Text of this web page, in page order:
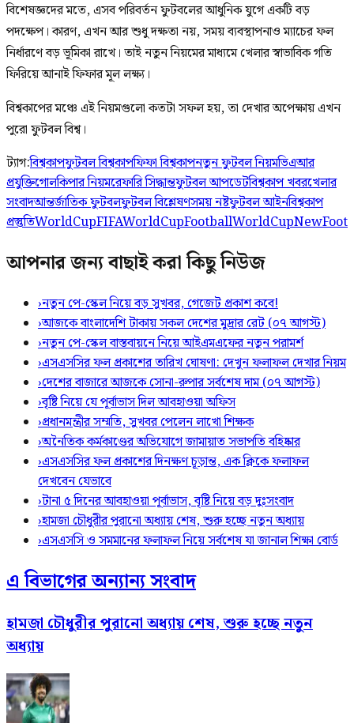
বিশেষজ্ঞদের মতে, এসব পরিবর্তন ফুটবলের আধুনিক যুগে একটি বড়
পদক্ষেপ। কারণ, এখন আর শুধু দক্ষতা নয়, সময় ব্যবস্থাপনাও ম্যাচের ফল
নির্ধারণে বড় ভূমিকা রাখে। তাই নতুন নিয়মের মাধ্যমে খেলার স্বাভাবিক গতি
ফিরিয়ে আনাই ফিফার মূল লক্ষ্য।
বিশ্বকাপের মঞ্চে এই নিয়মগুলো কতটা সফল হয়, তা দেখার অপেক্ষায় এখন
পুরো ফুটবল বিশ্ব।
ট্যাগ:বিশ্বকাপফুটবল বিশ্বকাপফিফা বিশ্বকাপনতুন ফুটবল নিয়মভিএআর
প্রযুক্তিগোলকিপার নিয়মরেফারি সিদ্ধান্তফুটবল আপডেটবিশ্বকাপ খবরখেলার
সংবাদআন্তর্জাতিক ফুটবলফুটবল বিশ্লেষণসময় নষ্টফুটবল আইনবিশ্বকাপ
প্রস্তুতিWorldCupFIFAWorldCupFootballWorldCup
আপনার জন্য বাছাই করা কিছু নিউজ
›নতুন পে-স্কেল নিয়ে বড় সুখবর, গেজেট প্রকাশ কবে!
›আজকে বাংলাদেশি টাকায় সকল দেশের মুদ্রার রেট (০৭ আগস্ট)
›নতুন পে-স্কেল বাস্তবায়নে নিয়ে আইএমএফের নতুন পরামর্শ
›এসএসসির ফল প্রকাশের তারিখ ঘোষণা: দেখুন ফলাফল দেখার নিয়ম
›দেশের বাজারে আজকে সোনা-রুপার সর্বশেষ দাম (০৭ আগস্ট)
›বৃষ্টি নিয়ে যে পূর্বাভাস দিল আবহাওয়া অফিস
›প্রধানমন্ত্রীর সম্মতি, সুখবর পেলেন লাখো শিক্ষক
›অনৈতিক কর্মকাণ্ডের অভিযোগে জামায়াত সভাপতি বহিষ্কার
›এসএসসির ফল প্রকাশের দিনক্ষণ চূড়ান্ত, এক ক্লিকে ফলাফল
দেখবেন যেভাবে
›টানা ৫ দিনের আবহাওয়া পূর্বাভাস, বৃষ্টি নিয়ে বড় দুঃসংবাদ
›হামজা চৌধুরীর পুরানো অধ্যায় শেষ, শুরু হচ্ছে নতুন অধ্যায়
›এসএসসি ও সমমানের ফলাফল নিয়ে সর্বশেষ যা জানাল শিক্ষা বোর্ড
এ বিভাগের অন্যান্য সংবাদ
হামজা চৌধুরীর পুরানো অধ্যায় শেষ, শুরু হচ্ছে নতুন
অধ্যায়